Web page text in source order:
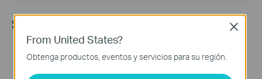
Síguenos
From United States?
Obtenga productos, eventos y servicios para su región.
Close